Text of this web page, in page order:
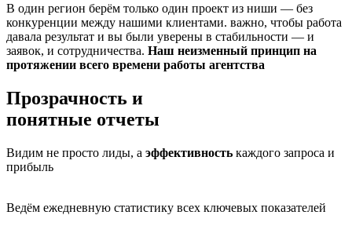
В один регион берём только один проект из ниши — без
конкуренции между нашими клиентами. важно, чтобы работа
давала результат и вы были уверены в стабильности — и
заявок, и сотрудничества. Наш неизменный принцип на
протяжении всего времени работы агентства
Прозрачность и
понятные отчеты
Видим не просто лиды, а эффективность каждого запроса и
прибыль
Ведём ежедневную статистику всех ключевых показателей